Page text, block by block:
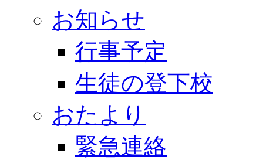
お知らせ
行事予定
生徒の登下校
おたより
緊急連絡